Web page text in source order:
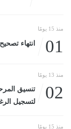
منذ 15 يومًا
01 انتهاء
منذ 13 يومًا
02
لتسجيل
منذ 15 يومًا